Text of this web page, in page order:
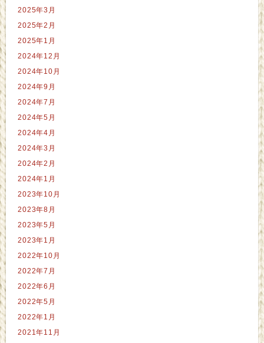
2025年3月
2025年2月
2025年1月
2024年12月
2024年10月
2024年9月
2024年7月
2024年5月
2024年4月
2024年3月
2024年2月
2024年1月
2023年10月
2023年8月
2023年5月
2023年1月
2022年10月
2022年7月
2022年6月
2022年5月
2022年1月
2021年11月